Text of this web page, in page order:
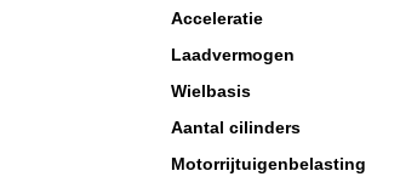
Acceleratie
Laadvermogen
Wielbasis
Aantal cilinders
Motorrijtuigenbelasting